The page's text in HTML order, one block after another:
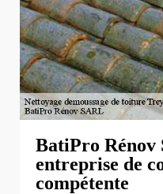
BatiPro Rénov
entreprise de
compétente